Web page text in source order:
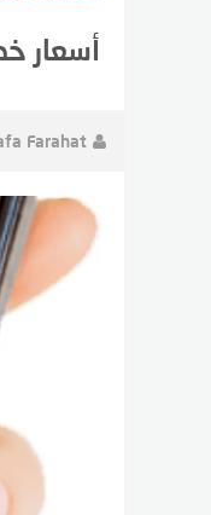
أسعار
Farahat